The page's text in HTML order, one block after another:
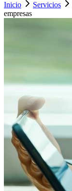
Inicio Servicios
empresas